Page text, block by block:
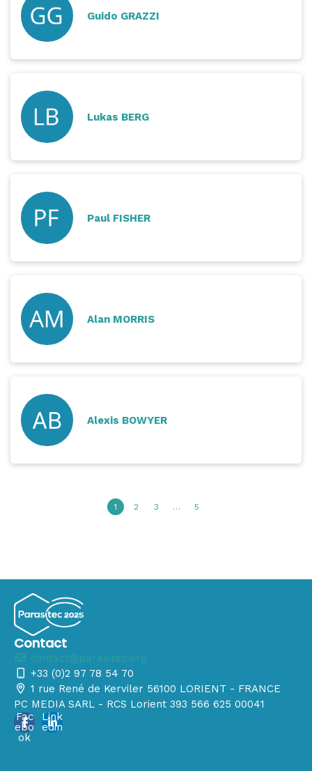
Guido GRAZZI
Lukas BERG
Paul FISHER
Alan MORRIS
Alexis BOWYER
1 2 3 … 5
Contact
+33 (0)2 97 78 54 70
1 rue René de Kerviler 56100 LORIENT - FRANCE
PC MEDIA SARL - RCS Lorient 393 566 625 00041
Fac
ebo
ok
Link
edin